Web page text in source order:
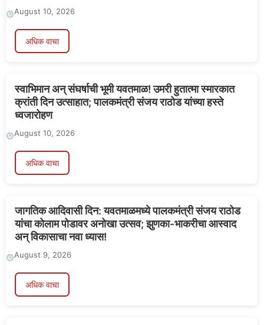
August 10, 2026
अधिक वाचा
स्वाभिमान अन् संघर्षाची भूमी यवतमाळ! उमरी हुतात्मा स्मारकात
क्रांती दिन उत्साहात; पालकमंत्री संजय राठोड यांच्या हस्ते
ध्वजारोहण
August 10, 2026
अधिक वाचा
जागतिक आदिवासी दिन: यवतमाळमध्ये पालकमंत्री संजय राठोड
यांचा कोलाम पोडावर अनोखा उत्सव; झुणका-भाकरीचा आस्वाद
अन् विकासाचा नवा ध्यास!
August 9, 2026
अधिक वाचा